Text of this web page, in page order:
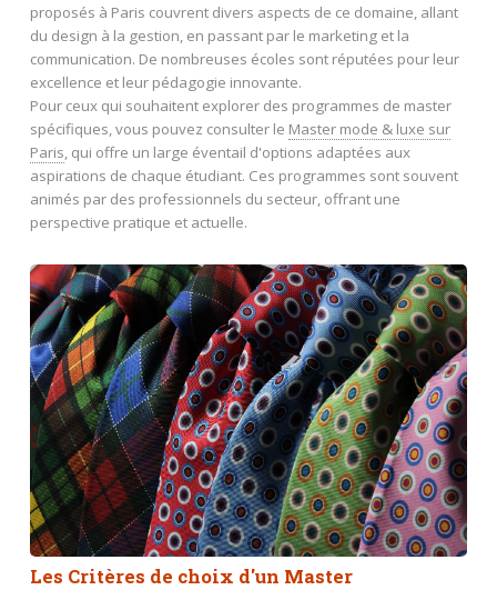
proposés à Paris couvrent divers aspects de ce domaine, allant
du design à la gestion, en passant par le marketing et la
communication. De nombreuses écoles sont réputées pour leur
excellence et leur pédagogie innovante.
Pour ceux qui souhaitent explorer des programmes de master
spécifiques, vous pouvez consulter le Master mode & luxe sur
Paris, qui offre un large éventail d'options adaptées aux
aspirations de chaque étudiant. Ces programmes sont souvent
animés par des professionnels du secteur, offrant une
perspective pratique et actuelle.
Les Critères de choix d'un Master